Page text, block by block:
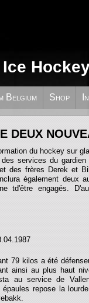
Belgium Shop
DEUX
du hockey sur
services du
des frères Derek et
également deux
td'être engagés.
79 kilos a été
ainsi au plus haut
au service de
repose la